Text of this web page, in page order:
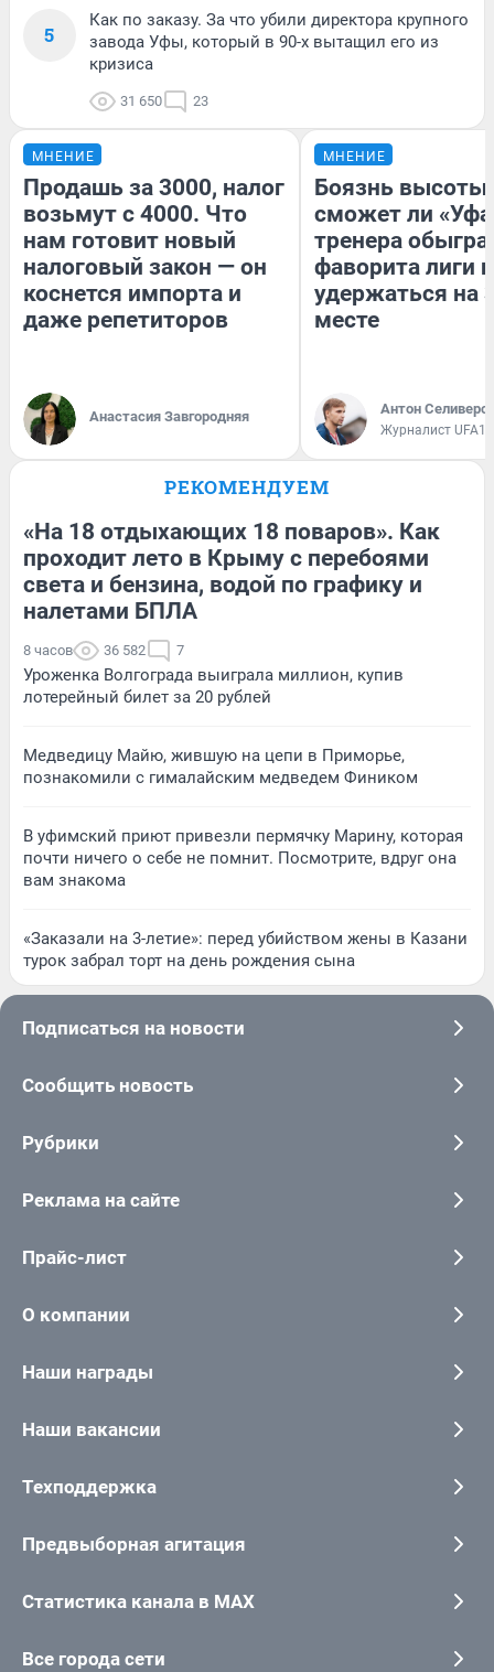
5
Как по заказу. За что убили директора крупного
завода Уфы, который в 90-х вытащил его из
кризиса
31 650 23
МНЕНИЕ
Продашь за 3000, налог
возьмут с 4000. Что
нам готовит новый
налоговый закон — он
коснется импорта и
даже репетиторов
Анастасия Завгородняя
МНЕНИЕ
Боязнь высоты:
сможет ли
тренера
фаворита лиги и
удержаться на
месте
Антон
Журналист
РЕКОМЕНДУЕМ
«На 18 отдыхающих 18 поваров». Как
проходит лето в Крыму с перебоями
света и бензина, водой по графику и
налетами БПЛА
8 часов 36 582 7
Уроженка Волгограда выиграла миллион, купив
лотерейный билет за 20 рублей
Медведицу Майю, жившую на цепи в Приморье,
познакомили с гималайским медведем Фиником
В уфимский приют привезли пермячку Марину, которая
почти ничего о себе не помнит. Посмотрите, вдруг она
вам знакома
«Заказали на 3-летие»: перед убийством жены в Казани
турок забрал торт на день рождения сына
Подписаться на новости
Сообщить новость
Рубрики
Реклама на сайте
Прайс-лист
О компании
Наши награды
Наши вакансии
Техподдержка
Предвыборная агитация
Статистика канала в MAX
Все города сети